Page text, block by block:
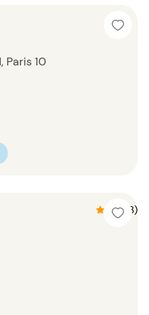
Paris 10
4.3 (3)